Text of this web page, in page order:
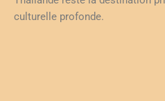
culturelle profonde.